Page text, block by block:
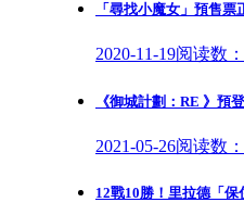
「尋找小魔女」預售
2020-11-19阅读数
《御城計劃：RE 》
2021-05-26阅读数
12戰10勝！里拉德「